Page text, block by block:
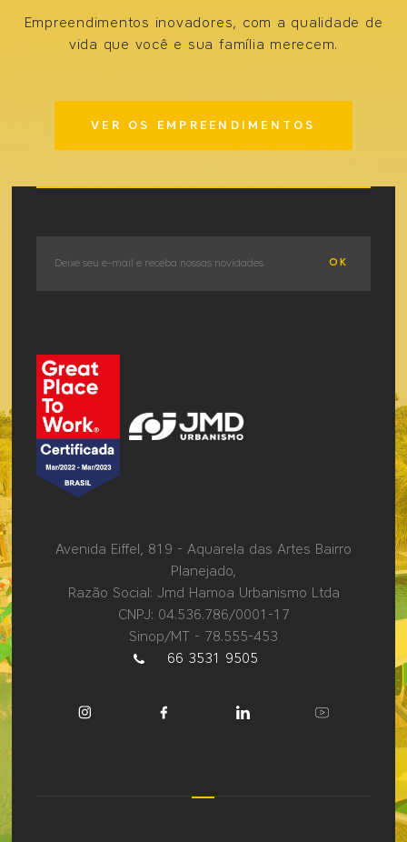
Empreendimentos inovadores, com a qualidade de
vida que você e sua família merecem.
VER OS EMPREENDIMENTOS
OK
Avenida Eiffel, 819 - Aquarela das Artes Bairro
Planejado,
Razão Social: Jmd Hamoa Urbanismo Ltda
CNPJ: 04.536.786/0001-17
Sinop/MT - 78.555-453
66 3531 9505